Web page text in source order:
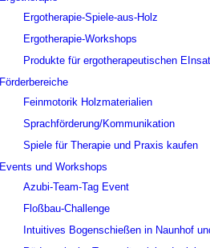
Ergotherapie-Spiele-aus-Holz
Ergotherapie-Workshops
Produkte für ergotherapeutischen
Förderbereiche
Feinmotorik Holzmaterialien
Sprachförderung/Kommunikation
Spiele für Therapie und Praxis kaufen
Events und Workshops
Azubi-Team-Tag Event
Floßbau-Challenge
Intuitives Bogenschießen in Naunhof